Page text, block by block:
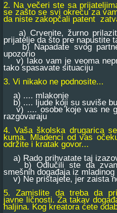
2. Na večeri ste sa
se zašto se svi okreću za
da niste zakopčali patent
a) Crvenite, žurno
prijatelje da što pre napustite
b) Napadate svog
upozorio
v) Iako vam je veoma
tako spasavate situaciju
3. Vi nikako ne podnosite...
a) .... mlakonje
b) .... ljude koji su suviše
v) .... osobe koje vas ne
razgovaraju
4. Vaša školska drugarica
kuma. Mladenci od vas
održite i kratak govor...
a) Rado prihvatate taj
b) Odlučili ste da
smešnih događaja iz
v) Ne pristajete, jer zaista
5. Zamislite da treba da
javne ličnosti. Za takav
haljina. Kog kreatora ćete